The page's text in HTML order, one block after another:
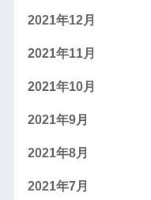
2021年12月
2021年11月
2021年10月
2021年9月
2021年8月
2021年7月